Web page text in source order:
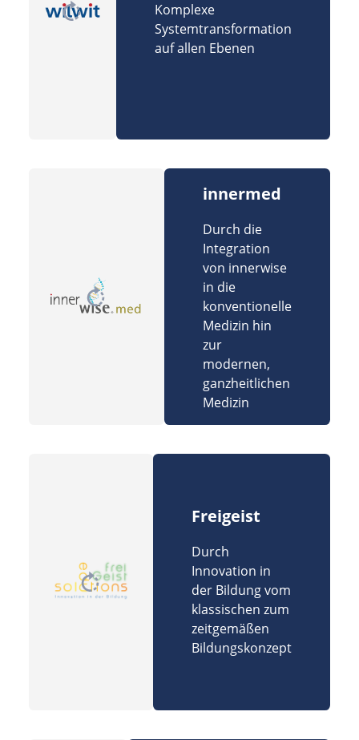
Komplexe
Systemtransformation
auf allen Ebenen
innermed
Durch die
Integration
von innerwise
in die
konventionelle
Medizin hin
zur
modernen,
ganzheitlichen
Medizin
Freigeist
Durch
Innovation in
der Bildung vom
klassischen zum
zeitgemäßen
Bildungskonzept